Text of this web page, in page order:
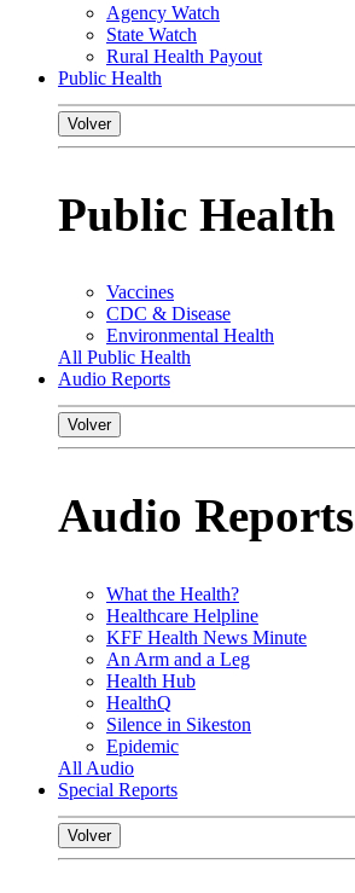
Agency Watch
State Watch
Rural Health Payout
Public Health
Volver
Public Health
Vaccines
CDC & Disease
Environmental Health
All Public Health
Audio Reports
Volver
Audio Reports
What the Health?
Healthcare Helpline
KFF Health News Minute
An Arm and a Leg
Health Hub
HealthQ
Silence in Sikeston
Epidemic
All Audio
Special Reports
Volver